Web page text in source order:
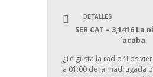
DETALLES
SER CAT – 3,1416 La
´acaba
¿Te gusta la radio? Los
a 01:00 de la madrugada